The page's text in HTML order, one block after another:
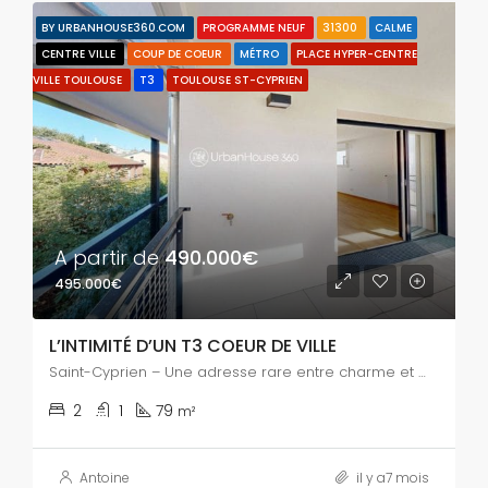
BY URBANHOUSE360.COM PROGRAMME NEUF 31300
CALME
CENTRE VILLE
COUP DE COEUR MÉTRO
PLACE HYPER-CENTRE
VILLE TOULOUSE
T3 TOULOUSE ST-CYPRIEN
A partir de490.000€
495.000€
L’INTIMITÉ D’UN T3 COEUR DE VILLE
Saint-Cyprien – Une adresse rare entre charme et modernité
2 1 79 m²
Antoine il y a7 mois